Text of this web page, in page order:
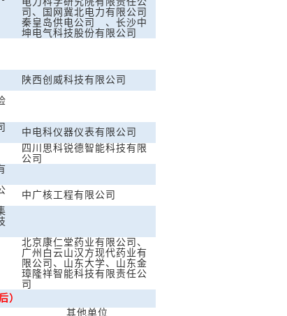
司、国网冀北电力有限公司
秦皇岛供电公司 、长沙中
坤电气科技股份有限公司
陕西创威科技有限公司
中电科仪器仪表有限公司
四川思科锐德智能科技有限
公司
中广核工程有限公司
北京康仁堂药业有限公司、
广州白云山汉方现代药业有
限公司、山东大学、山东金
璋隆祥智能科技有限责任公
司
）
其他单位